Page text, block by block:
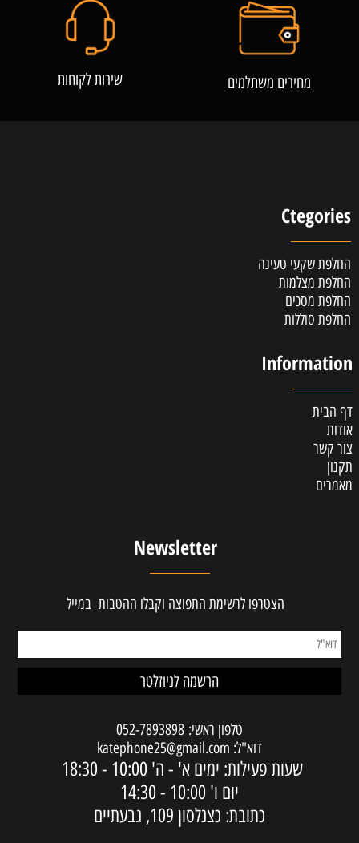
מחירים משתלמים שירות לקוחות
Ctegories
החלפת שקעי טעינה
החלפת מצלמות
החלפת מסכים
החלפת סוללות
Information
דף הבית
אודות
צור קשר
תקנון
מאמרים
Newsletter
הצטרפו לרשימת התפוצה וקבלו ההטבות במייל
טלפון ראשי: 052-7893898
דוא"ל: katephone25@gmail.com
שעות פעילות: ימים א' - ה' 10:00 - 18:30
יום ו' 10:00 - 14:30
כתובת: כצנלסון 109, גבעתיים